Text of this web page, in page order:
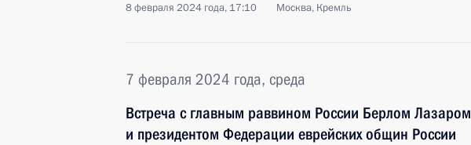
8 февраля 2024 года, 17:10 Москва, Кремль
7 февраля 2024 года, среда
Встреча с главным раввином России Берлом Лазаром
и президентом Федерации еврейских общин России